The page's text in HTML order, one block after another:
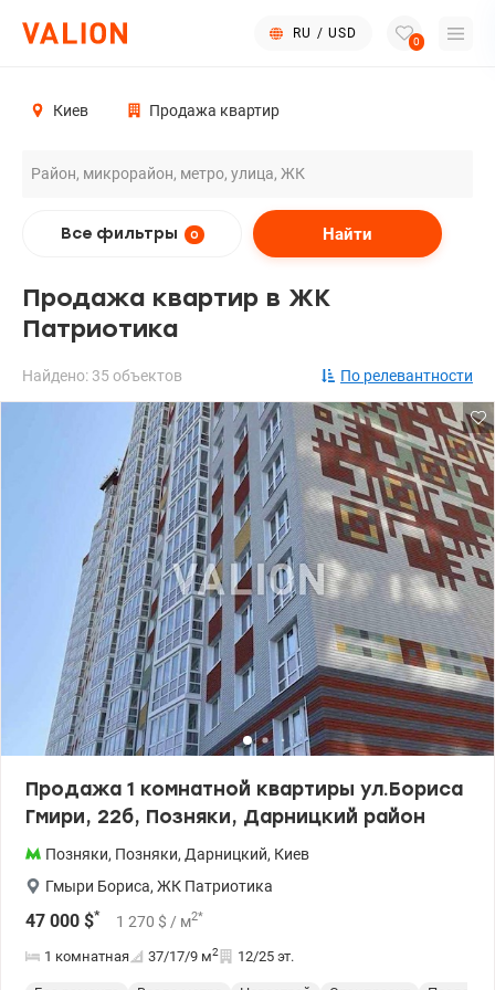
RU / USD
0
Киев Продажа квартир
Все фильтры 0 Найти
Продажа квартир в ЖК
Патриотика
Найдено: 35 объектов По релевантности
Продажа 1 комнатной квартиры ул.Бориса
Гмири, 22б, Позняки, Дарницкий район
Позняки, Позняки, Дарницкий, Киев
Гмыри Бориса, ЖК Патриотика
47 000 $* 1 270 $ / м2*
1 комнатная 37/17/9 м2 12/25 эт.